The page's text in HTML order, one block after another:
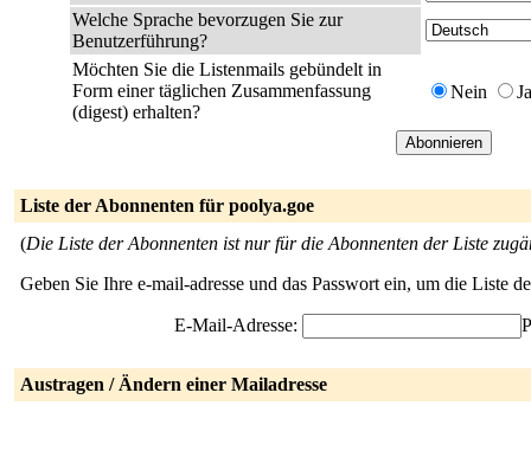
Welche Sprache bevorzugen Sie zur
Benutzerführung?
Möchten Sie die Listenmails gebündelt in
Form einer täglichen Zusammenfassung
(digest) erhalten?
Nein Ja
Liste der Abonnenten für poolya.goe
(Die Liste der Abonnenten ist nur für die Abonnenten der Liste
Geben Sie Ihre e-mail-adresse und das Passwort ein, um die Liste
E-Mail-Adresse:
Austragen / Ändern einer Mailadresse